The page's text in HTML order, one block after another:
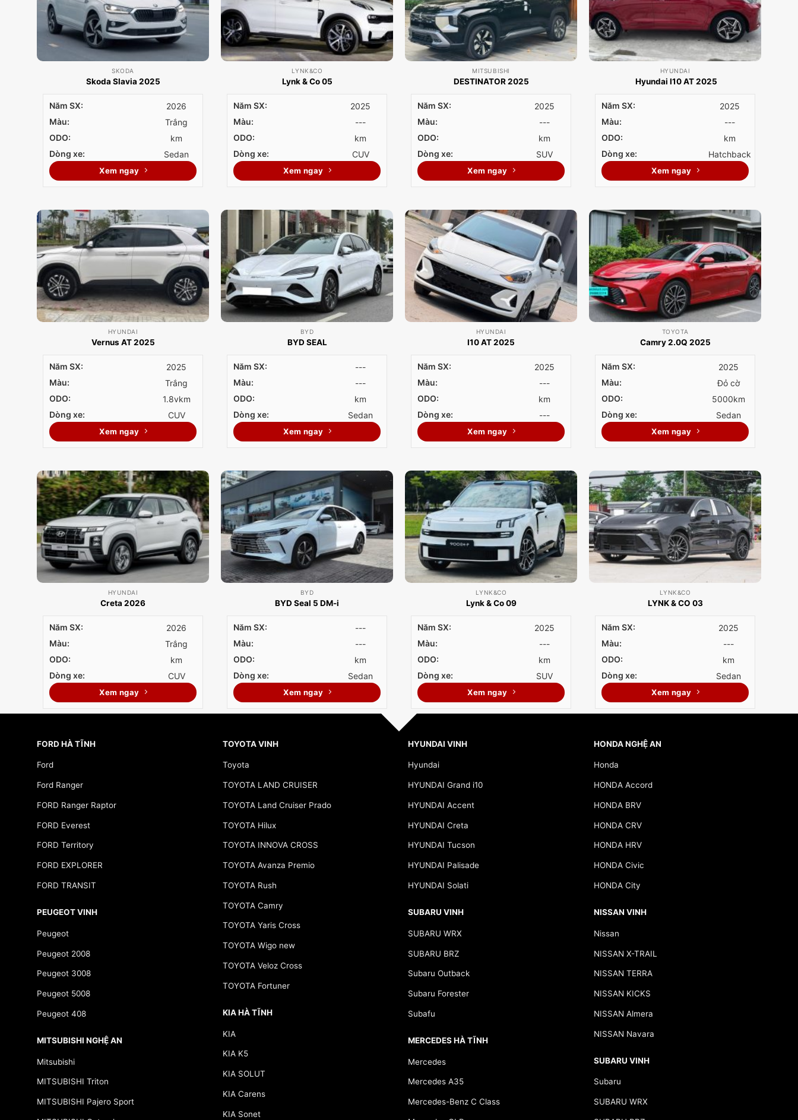
SKODA
Skoda Slavia 2025
Năm SX:
2026
Màu:
Trắng
ODO:
km
Dòng xe:
Sedan
Xem ngay
LYNK&CO
Lynk & Co 05
Năm SX:
2025
Màu:
---
ODO:
km
Dòng xe:
CUV
Xem ngay
MITSUBISHI
DESTINATOR 2025
Năm SX:
2025
Màu:
---
ODO:
km
Dòng xe:
SUV
Xem ngay
HYUNDAI
Hyundai I10 AT 2025
Năm SX:
2025
Màu:
---
ODO:
km
Dòng xe:
Hatchback
Xem ngay
HYUNDAI
Vernus AT 2025
Năm SX:
2025
Màu:
Trắng
ODO:
1.8vkm
Dòng xe:
CUV
Xem ngay
BYD
BYD SEAL
Năm SX:
---
Màu:
---
ODO:
km
Dòng xe:
Sedan
Xem ngay
HYUNDAI
I10 AT 2025
Năm SX:
2025
Màu:
---
ODO:
km
Dòng xe:
---
Xem ngay
TOYOTA
Camry 2.0Q 2025
Năm SX:
2025
Màu:
Đỏ cờ
ODO:
5000km
Dòng xe:
Sedan
Xem ngay
HYUNDAI
Creta 2026
Năm SX:
2026
Màu:
Trắng
ODO:
km
Dòng xe:
CUV
Xem ngay
BYD
BYD Seal 5 DM-i
Năm SX:
---
Màu:
---
ODO:
km
Dòng xe:
Sedan
Xem ngay
LYNK&CO
Lynk & Co 09
Năm SX:
2025
Màu:
---
ODO:
km
Dòng xe:
SUV
Xem ngay
LYNK&CO
LYNK & CO 03
Năm SX:
2025
Màu:
---
ODO:
km
Dòng xe:
Sedan
Xem ngay
FORD HÀ TĨNH
Ford
Ford Ranger
FORD Ranger Raptor
FORD Everest
FORD Territory
FORD EXPLORER
FORD TRANSIT
PEUGEOT VINH
Peugeot
Peugeot 2008
Peugeot 3008
Peugeot 5008
Peugeot 408
MITSUBISHI NGHỆ AN
Mitsubishi
MITSUBISHI Triton
MITSUBISHI Pajero Sport
TOYOTA VINH
Toyota
TOYOTA LAND CRUISER
TOYOTA Land Cruiser Prado
TOYOTA Hilux
TOYOTA INNOVA CROSS
TOYOTA Avanza Premio
TOYOTA Rush
TOYOTA Camry
TOYOTA Yaris Cross
TOYOTA Wigo new
TOYOTA Veloz Cross
TOYOTA Fortuner
KIA HÀ TĨNH
KIA
KIA K5
KIA SOLUT
KIA Carens
KIA Sonet
HYUNDAI VINH
Hyundai
HYUNDAI Grand i10
HYUNDAI Accent
HYUNDAI Creta
HYUNDAI Tucson
HYUNDAI Palisade
HYUNDAI Solati
SUBARU VINH
SUBARU WRX
SUBARU BRZ
Subaru Outback
Subaru Forester
Subafu
MERCEDES HÀ TĨNH
Mercedes
Mercedes A35
Mercedes-Benz C Class
HONDA NGHỆ AN
Honda
HONDA Accord
HONDA BRV
HONDA CRV
HONDA HRV
HONDA Civic
HONDA City
NISSAN VINH
Nissan
NISSAN X-TRAIL
NISSAN TERRA
NISSAN KICKS
NISSAN Almera
NISSAN Navara
SUBARU VINH
Subaru
SUBARU WRX